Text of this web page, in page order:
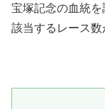
宝塚記念の血統
該当するレース数